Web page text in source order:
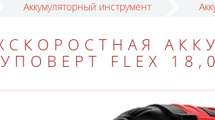
Аккумуляторный инструмент
FLEX